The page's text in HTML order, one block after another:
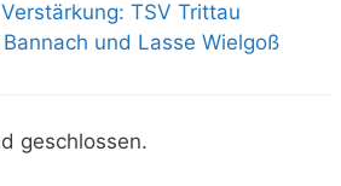
TSV Trittau
und Lasse Wielgoß
geschlossen.